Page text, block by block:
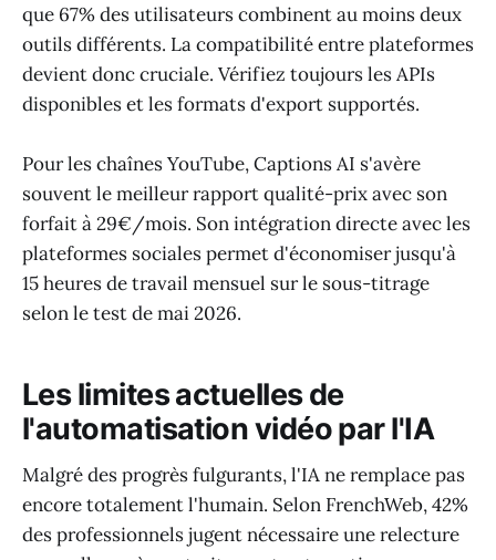
que 67% des utilisateurs combinent au moins deux
outils différents. La compatibilité entre plateformes
devient donc cruciale. Vérifiez toujours les APIs
disponibles et les formats d'export supportés.
Pour les chaînes YouTube, Captions AI s'avère
souvent le meilleur rapport qualité-prix avec son
forfait à 29€/mois. Son intégration directe avec les
plateformes sociales permet d'économiser jusqu'à
15 heures de travail mensuel sur le sous-titrage
selon le test de mai 2026.
Les limites actuelles de
l'automatisation vidéo par l'IA
Malgré des progrès fulgurants, l'IA ne remplace pas
encore totalement l'humain. Selon FrenchWeb, 42%
des professionnels jugent nécessaire une relecture